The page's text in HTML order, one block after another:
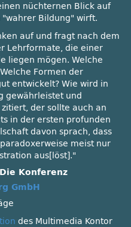
nüchternen Blick auf
wahrer Bildung
wirft.
auf und fragt nach dem
Lehrformate, die einer
liegen mögen. Welche
Formen der
entwickelt? Wie wird in
gewährleistet und
der sollte auch an
in der ersten profunden
davon sprach, dass
meist nur
aus[löst].
Konferenz
GmbH
des Multimedia Kontor